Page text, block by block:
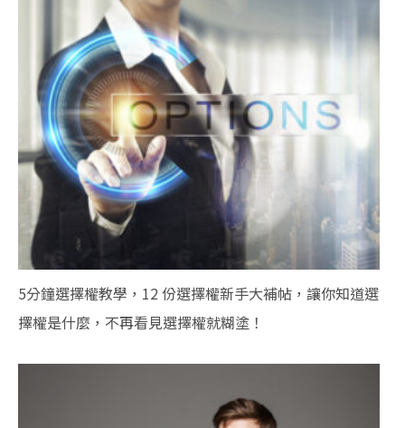
5分鐘選擇權教學，12 份選擇權新手大補帖，讓你知道選
擇權是什麼，不再看見選擇權就糊塗！